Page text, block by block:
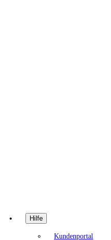
Hilfe
Kundenportal